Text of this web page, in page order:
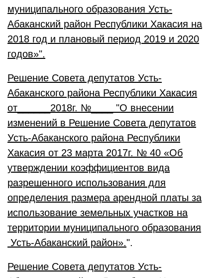
муниципального образования Усть-
Абаканский район Республики Хакасия на
2018 год и плановый период 2019 и 2020
годов»".
Решение Совета депутатов Усть-
Абаканского района Республики Хакасия
от______2018г. №____ "О внесении
изменений в Решение Совета депутатов
Усть-Абаканского района Республики
Хакасия от 23 марта 2017г. № 40 «Об
утверждении коэффициентов вида
разрешенного использования для
определения размера арендной платы за
использование земельных участков на
территории муниципального образования
Усть-Абаканский район».".
Решение Совета депутатов Усть-